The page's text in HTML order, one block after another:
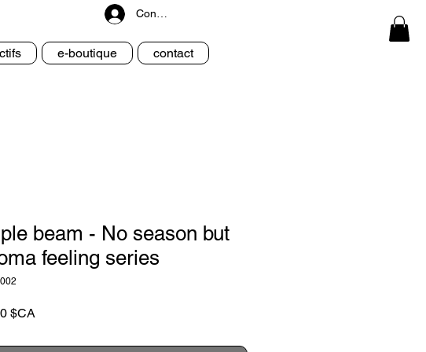
Connexion
e-boutique contact
beam - No season but
feeling series
$CA